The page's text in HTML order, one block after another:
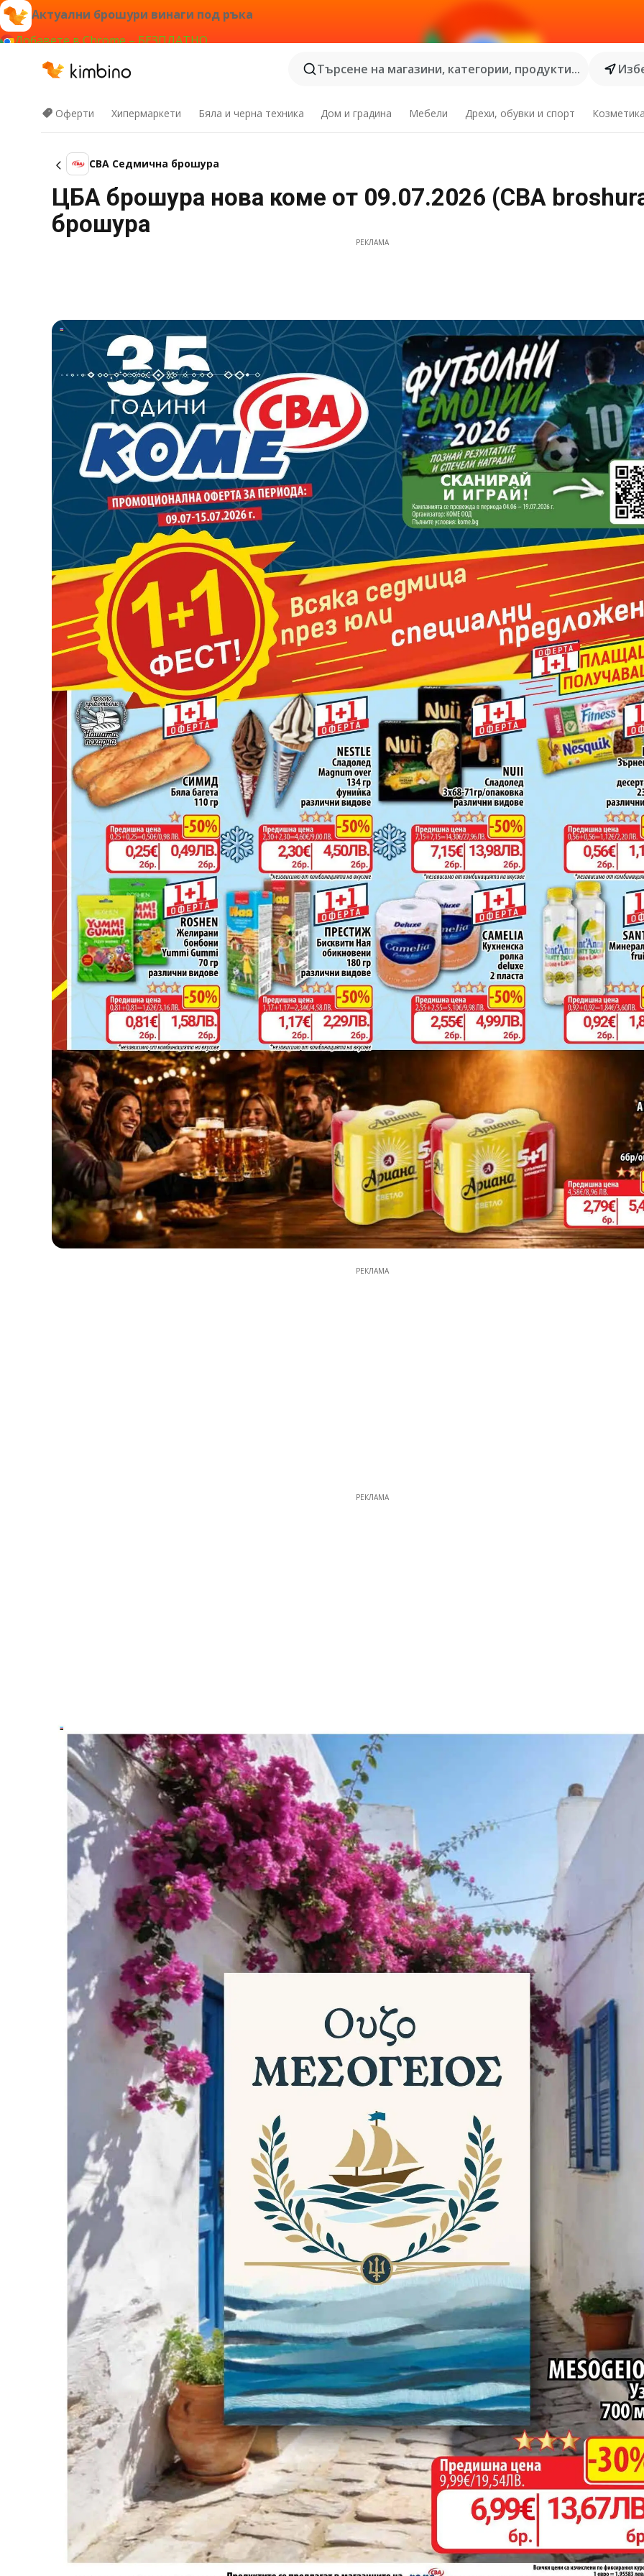
Актуални брошури винаги под ръка
Добавете в Chrome – БЕЗПЛАТНО
Търсене на магазини, категории, продукти...
Оферти Хипермаркети Бяла и черна техника Дом и градина Мебели Дрехи, обувки и спорт
CBA Cедмична брошура
ЦБА брошура нова коме от 09.07.2026 (CBA
брошура
РЕКЛАМА
РЕКЛАМА
РЕКЛАМА